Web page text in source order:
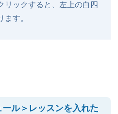
リックすると、左上の白四
す。
ル＞レッスンを入れた